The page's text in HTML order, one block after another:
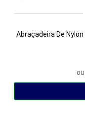
Abraçadeira De